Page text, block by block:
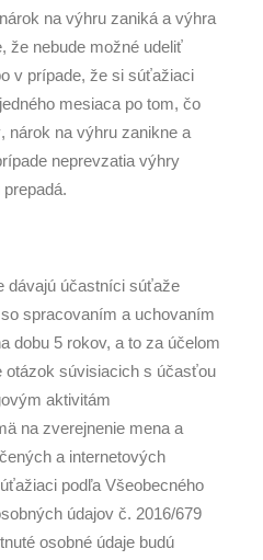
na výhru zaniká a výhra
že nebude možné udeliť
v prípade, že si súťažiaci
mesiaca po tom, čo
nárok na výhru zanikne a
neprevzatia výhry
dávajú účastníci súťaže
spracovaním a uchovaním
dobu 5 rokov, a to za účelom
otázok súvisiacich s účasťou
aktivitám
na zverejnenie mena a
a internetových
podľa Všeobecného
údajov č. 2016/679
osobné údaje budú